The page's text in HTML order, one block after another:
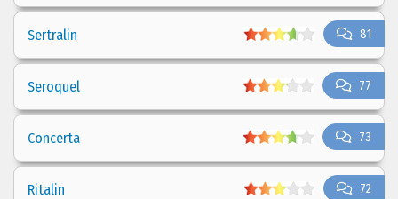
81
Sertralin
77
Seroquel
73
Concerta
72
Ritalin